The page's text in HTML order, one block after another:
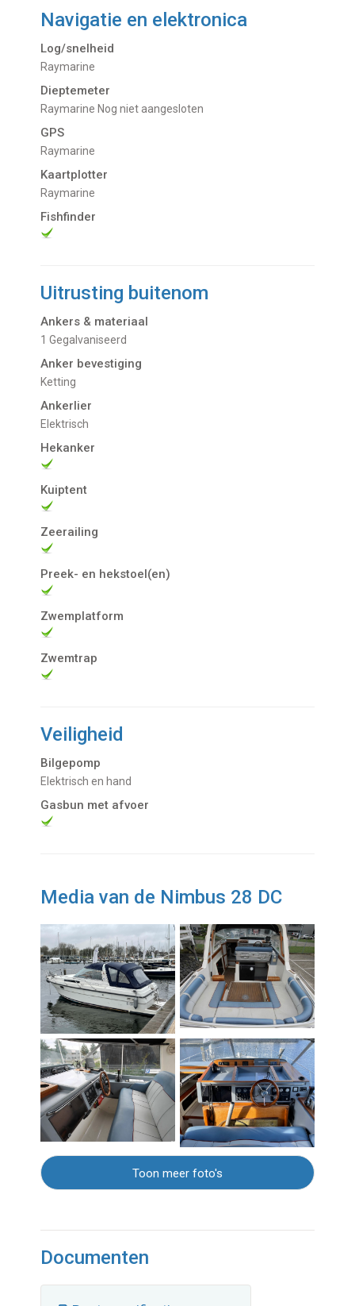
Navigatie en elektronica
Log/snelheid
Raymarine
Dieptemeter
Raymarine Nog niet aangesloten
GPS
Raymarine
Kaartplotter
Raymarine
Fishfinder
Uitrusting buitenom
Ankers & materiaal
1 Gegalvaniseerd
Anker bevestiging
Ketting
Ankerlier
Elektrisch
Hekanker
Kuiptent
Zeerailing
Preek- en hekstoel(en)
Zwemplatform
Zwemtrap
Veiligheid
Bilgepomp
Elektrisch en hand
Gasbun met afvoer
Media van de Nimbus 28 DC
Toon meer foto's
Documenten